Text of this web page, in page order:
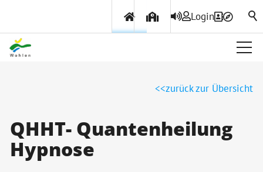
Login
Politik & Verwaltung
Themen & Services
zurück zur Übersicht
QHHT- Quantenheilung
Hypnose